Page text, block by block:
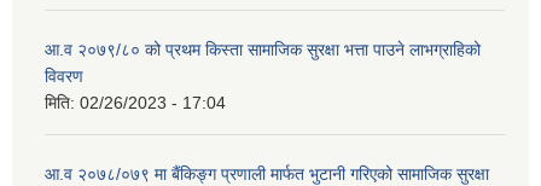
आ.व २०७९/८० को प्रथम किस्ता सामाजिक सुरक्षा भत्ता पाउने लाभग्राहिको
विवरण
मिति: 02/26/2023 - 17:04
आ.व २०७८/०७९ मा बैंकिङ्ग प्रणाली मार्फत भुटानी गरिएको सामाजिक सुरक्षा